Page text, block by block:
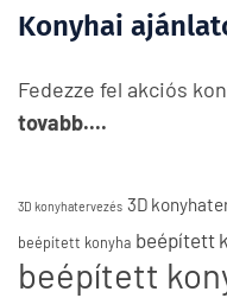
Konyhai
Fedezze fel akciós
tovabb....
3D konyhatervezés 3D
beépített konyha beépített
beépített